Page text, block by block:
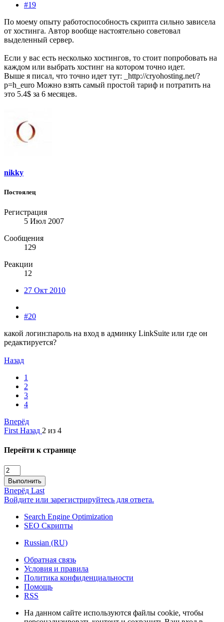
#19
По моему опыту работоспособность скрипта сильно зависела
от хостинга. Автор вообще настоятельно советовал
выделенный сервер.
Если у вас есть несколько хостингов, то стоит попробовать на
каждом или выбрать хостинг на котором точно идет.
Выше я писал, что точно идет тут: _http://cryohosting.net/?
p=h_euro Можно взять самый простой тариф и потратить на
это 5.4$ за 6 месяцев.
nikky
Постоялец
Регистрация
5 Июл 2007
Сообщения
129
Реакции
12
27 Окт 2010
#20
какой логин:пароль на вход в админку LinkSuite или где он
редактируется?
Назад
1
2
3
4
Вперёд
First Назад 2 из 4
Перейти к странице
Выполнить
Вперёд Last
Войдите или зарегистрируйтесь для ответа.
Search Engine Optimization
SEO Скрипты
Russian (RU)
Обратная связь
Условия и правила
Политика конфиденциальности
Помощь
RSS
На данном сайте используются файлы cookie, чтобы